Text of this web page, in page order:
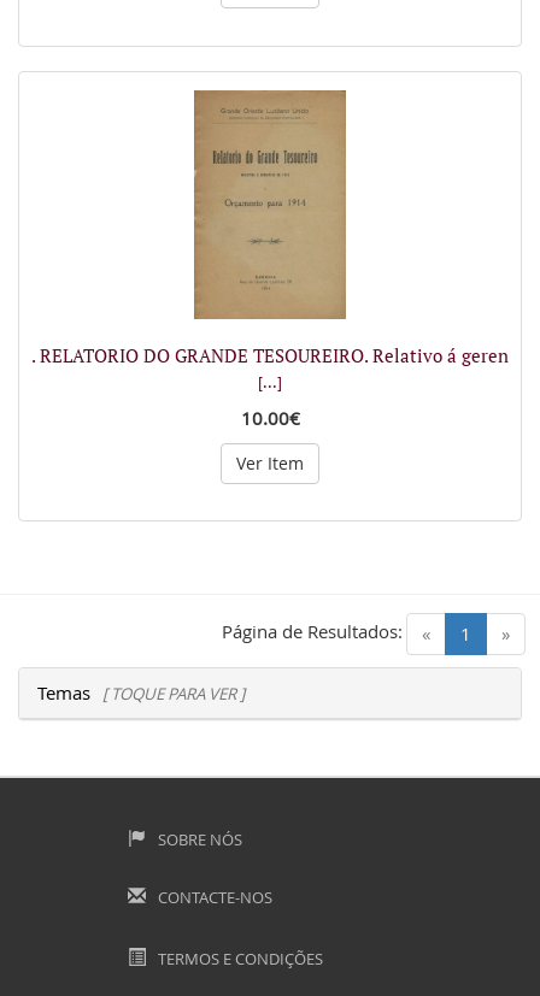
. RELATORIO DO GRANDE TESOUREIRO. Relativo á geren
[...]
10.00€
Ver Item
« 1 (current)
»
Página de Resultados:
Temas [ TOQUE PARA VER ]
SOBRE NÓS
CONTACTE-NOS
TERMOS E CONDIÇÕES